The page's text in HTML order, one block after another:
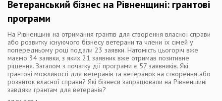
Ветеранський бізнес на Рівненщині: грантові
програми
На Рівненщині на отримання грантів для створення власної справи
або розвитку існуючого бізнесу ветерани та члени їх сімей у
попередньому році подали 23 заявки. Натомість цьогоріч вже
маємо 34 заявки, з яких 21 заявник вже отримав позитивне
рішення. Загалом з початку дії програми є 57 заявників. Які
грантові можливості для ветеранів та ветеранок на створення або
розвиток власної справи? Які бізнеси запрацювали на Рівненщині
завдяки грантам для ветеранів?